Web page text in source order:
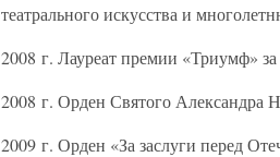
театрального искусства и
2008 г. Лауреат премии «Триумф» за
2008 г. Орден Святого Александра
2009 г. Орден «За заслуги перед